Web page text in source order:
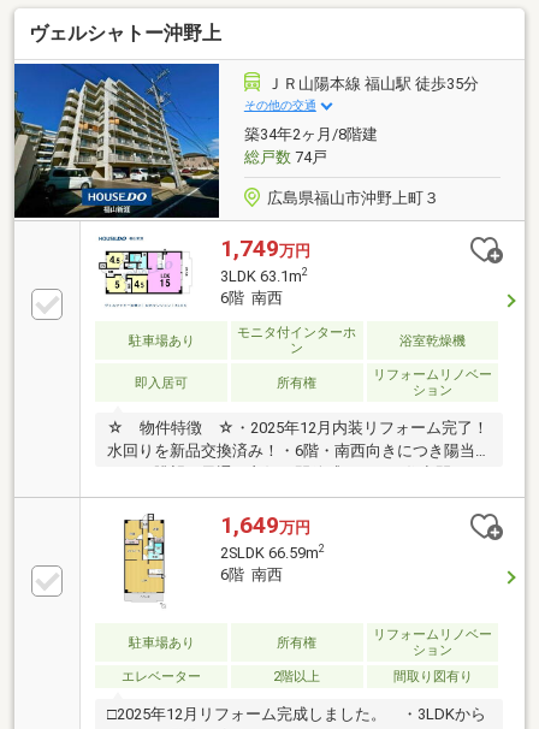
ニがすぐ近く、スーパーマーケットも徒歩圏内です。
お住まい探しのことなら「ウェーブハウス」へお任せ
下さい！■リフォームの相談がしたい・・・■探し方を
教えてほしい・・・■自分に合ったお部屋を紹介して
ほしい・・・■住宅ローン組めるのか教えて欲しいま
ずはウェーブハウスにお気軽にお尋ね下さいませ！
ヴェルシャトー沖野上
ＪＲ山陽本線 福山駅 徒歩35分
その他の交通
築34年2ヶ月/8階建
総戸数74戸
広島県福山市沖野上町３
1,749万円
3LDK 63.1m2
6階 南西
駐車場あり
モニタ付インターホ
ン
浴室乾燥機
即入居可 所有権
リフォームリノベー
ション
☆ 物件特徴 ☆・2025年12月内装リフォーム完了！
水回りを新品交換済み！・6階・南西向きにつき陽当
♪・約15帖のLDKを中心とした3LDKで、ご家族でもゆ
とりある暮らしを実現！・全居室収納付きで、お部屋
をすっきりと保ちながら快適に暮らせます・浴室乾燥
機・浄水器・TVモニター付インターホンなど暮らしを
快適にする設備が充実しています。・敷地内駐車場1
台確保可能で新生活をスムーズに始められます♪☆
周辺環境 ☆・ローソン 沖野上店：徒歩4分・福山医
療センター：徒歩9分・多治米小学校：徒歩12分・城
南中学校：徒歩17分
1,649万円
2SLDK 66.59m2
6階 南西
駐車場あり 所有権
リフォームリノベー
ション
エレベーター
2階以上 間取り図有り
□2025年12月リフォーム完成しました。 ・3LDKから